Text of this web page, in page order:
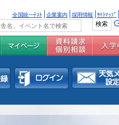
全国統一ﾃｽﾄ 企業案内 採用情報 ｻｲﾄﾏｯﾌﾟ